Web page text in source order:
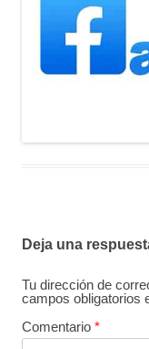
Deja una
Tu dirección de
campos obligatorios
Comentario *